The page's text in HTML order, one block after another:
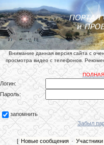
Внимание данная версия сайта с
просмотра видео с телефонов.
Логин:
Пароль:
запомнить
Забыл
[ Новые сообщения · Участники